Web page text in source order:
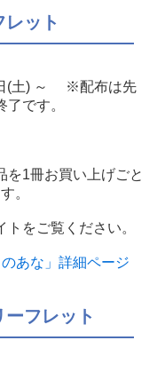
ット
) ～ ※配布は先
です。
1冊お買い上げごと
。
ご覧ください。
あな」詳細ページ
フレット